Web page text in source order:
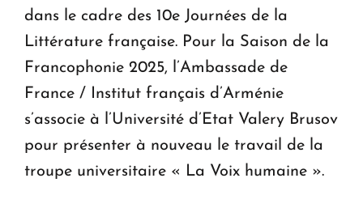
dans le cadre des 10e Journées de la
Littérature française. Pour la Saison de la
Francophonie 2025, l’Ambassade de
France / Institut français d’Arménie
s’associe à l’Université d’Etat Valery Brusov
pour présenter à nouveau le travail de la
troupe universitaire « La Voix humaine ».